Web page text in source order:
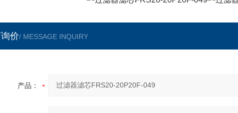
价/ MESSAGE INQUIRY
产品：